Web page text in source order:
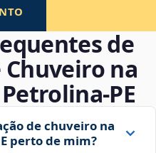
de
na
de chuveiro na
perto de mim?